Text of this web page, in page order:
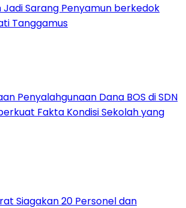
Jadi Sarang Penyamun berkedok
Tanggamus
Penyalahgunaan Dana BOS di SDN
Fakta Kondisi Sekolah yang
Siagakan 20 Personel dan